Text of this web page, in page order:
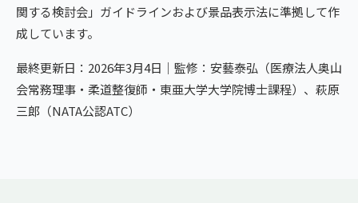
関する検討会」ガイドラインおよび景品表示法に準拠して作
成しています。
最終更新日：2026年3月4日｜監修：安藝泰弘（医療法人奥山
会常務理事・柔道整復師・東亜大学大学院博士課程）、萩原
三郎（NATA公認ATC）